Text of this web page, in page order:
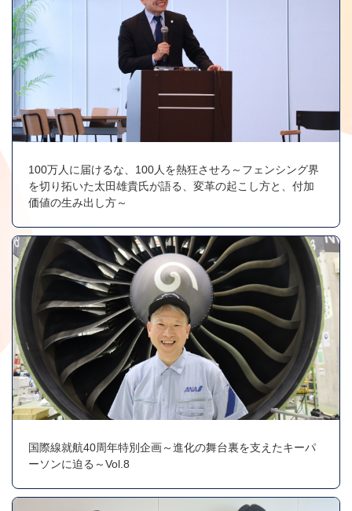
100万人に届けるな、100人を熱狂させろ～フェンシング界
を切り拓いた太田雄貴氏が語る、変革の起こし方と、付加
価値の生み出し方～
国際線就航40周年特別企画～進化の舞台裏を支えたキーパ
ーソンに迫る～Vol.8